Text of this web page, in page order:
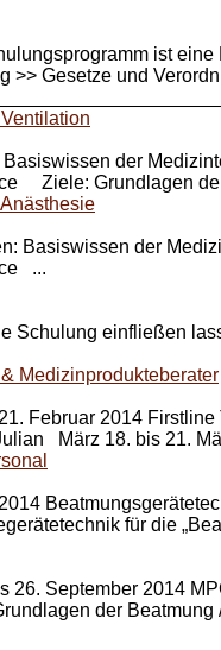
ist
>> Gesetze und
Basiswissen der
Ziele: Grundlagen
Basiswissen der
...
Schulung einfließen
Medizinprodukteberater
Februar 2014
März 18. bis 21.
für die
26. September 2014
der